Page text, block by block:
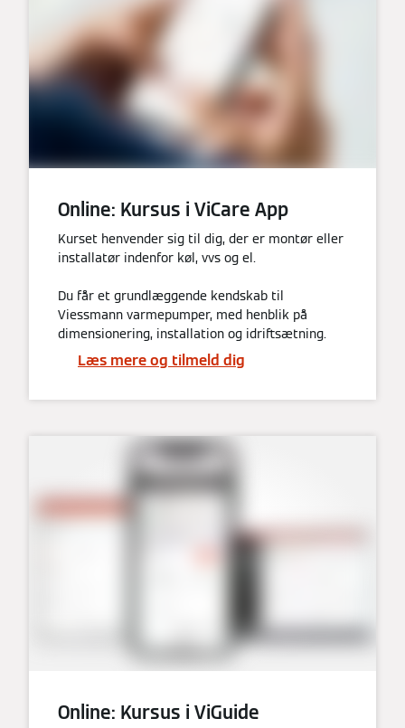
Online: Kursus i ViCare App
Kurset henvender sig til dig, der er montør eller
installatør indenfor køl, vvs og el.
Du får et grundlæggende kendskab til
Viessmann varmepumper, med henblik på
dimensionering, installation og idriftsætning.
Læs mere og tilmeld dig
Online: Kursus i ViGuide